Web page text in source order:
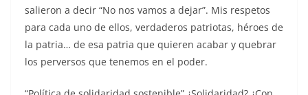
salieron a decir “No nos vamos a dejar”. Mis respetos
para cada uno de ellos, verdaderos patriotas, héroes de
la patria… de esa patria que quieren acabar y quebrar
los perversos que tenemos en el poder.